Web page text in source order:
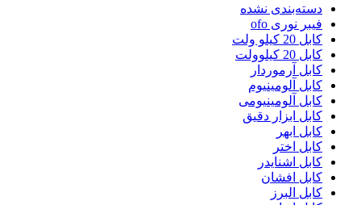
دسته‌بندی نشده
فیبر نوری ofo
کابل 20 کیلو ولت
کابل 20 کیلوولت
کابل آرموردار
کابل آلومینیوم
کابل آلومینیومی
کابل ابزار دقیق
کابل ابهر
کابل اختر
کابل اشنایدر
کابل افشان
کابل البرز